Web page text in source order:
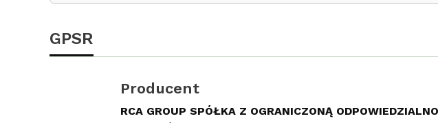
GPSR
Producent
RCA GROUP SPÓŁKA Z OGRANICZONĄ